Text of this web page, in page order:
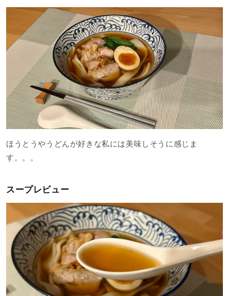
ほうとうやうどんが好きな私には美味しそうに感じま
す。。。
スープレビュー